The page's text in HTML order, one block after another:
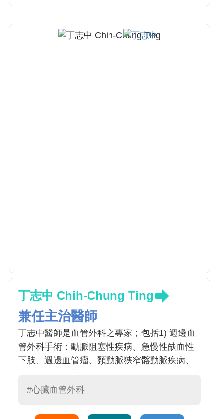
丁志中 Chih-Chung Ting
兼任主治醫師
丁志中醫師是血管外科之專家；包括1) 週邊血
管外科手術：動脈阻塞性疾病、急慢性缺血性
下肢、週邊血管瘤、頸動脈狹窄髂動脈疾病、
腎通路外科手術：洗腎用動靜脈廔管及長期導
#心臟血管外科